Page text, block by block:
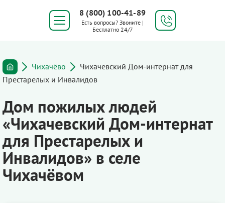
8 (800) 100-41-89
Есть вопросы? Звоните |
Бесплатно 24/7
Чихачёво
Чихачевский Дом-интернат для
Престарелых и Инвалидов
Дом пожилых людей
«Чихачевский Дом-интернат
для Престарелых и
Инвалидов» в селе
Чихачёвом